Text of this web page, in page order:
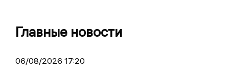
Главные новости
06/08/2026 17:20